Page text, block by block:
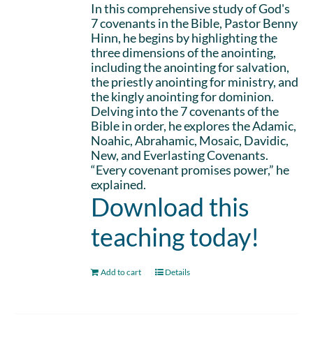
In this comprehensive study of God's
7 covenants in the Bible, Pastor Benny
Hinn, he begins by highlighting the
three dimensions of the anointing,
including the anointing for salvation,
the priestly anointing for ministry, and
the kingly anointing for dominion.
Delving into the 7 covenants of the
Bible in order, he explores the Adamic,
Noahic, Abrahamic, Mosaic, Davidic,
New, and Everlasting Covenants.
“Every covenant promises power,” he
explained.
Download this
teaching today!
Add to cart Details